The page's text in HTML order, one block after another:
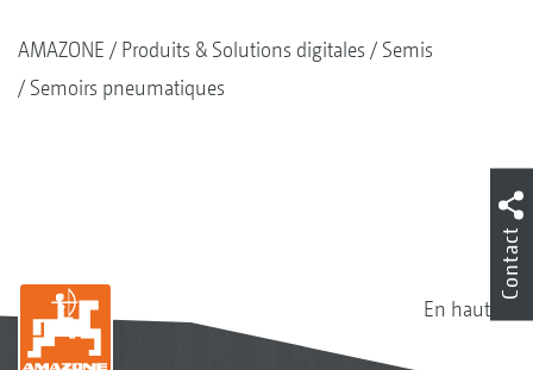
AMAZONE Produits & Solutions digitales
Semis
Semoirs pneumatiques
En haut
Contact